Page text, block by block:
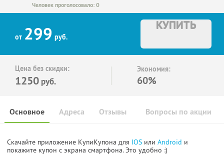
Человек проголосовало: 0
от 299 руб.
КУПИТЬ
Цена без скидки:
1250 руб.
Экономия:
60%
Основное Отзывы Вопросы по акции
Адреса
Скачайте приложение КупиКупона для IOS или Android и
покажите купон с экрана смартфона. Это удобно :)